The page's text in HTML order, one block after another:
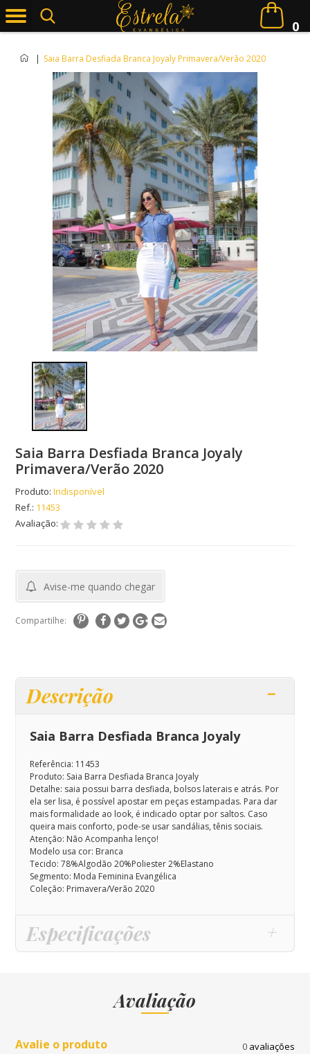
0
| Saia Barra Desfiada Branca Joyaly Primavera/Verão 2020
Saia Barra Desfiada Branca Joyaly
Primavera/Verão 2020
Produto: Indisponível
Ref.: 11453
Avaliação:
Avise-me quando chegar
Compartilhe:
Descrição
Saia Barra Desfiada Branca Joyaly
Referência: 11453
Produto: Saia Barra Desfiada Branca Joyaly
Detalhe: saia possui barra desfiada, bolsos laterais e atrás. Por
ela ser lisa, é possível apostar em peças estampadas. Para dar
mais formalidade ao look, é indicado optar por saltos. Caso
queira mais conforto, pode-se usar sandálias, tênis sociais.
Atenção: Não Acompanha lenço!
Modelo usa cor: Branca
Tecido: 78%Algodão 20%Poliester 2%Elastano
Segmento: Moda Feminina Evangélica
Coleção: Primavera/Verão 2020
Especificações
Avaliação
Avalie o produto 0avaliações